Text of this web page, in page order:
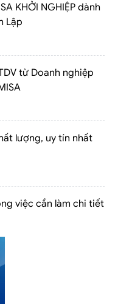
KHỞI NGHIỆP dành
Lập
từ Doanh nghiệp
lượng, uy tín nhất
việc cần làm chi tiết